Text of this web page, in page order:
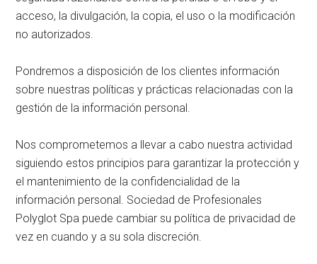
acceso, la divulgación, la copia, el uso o la modificación
no autorizados.
Pondremos a disposición de los clientes información
sobre nuestras políticas y prácticas relacionadas con la
gestión de la información personal.
Nos comprometemos a llevar a cabo nuestra actividad
siguiendo estos principios para garantizar la protección y
el mantenimiento de la confidencialidad de la
información personal. Sociedad de Profesionales
Polyglot Spa puede cambiar su política de privacidad de
vez en cuando y a su sola discreción.